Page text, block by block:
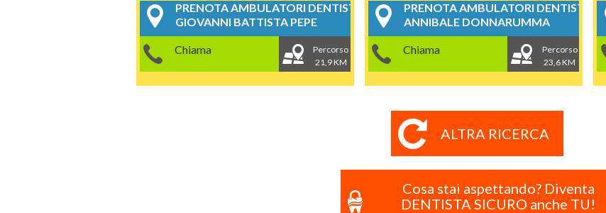
PRENOTA AMBULATORI DENTISTICI
GIOVANNI BATTISTA PEPE
Chiama
Percorso
21,9 KM
PRENOTA AMBULATORI DENTISTICI
ANNIBALE DONNARUMMA
Chiama
Percorso
23,6 KM
ALTRA RICERCA
Cosa stai aspettando? Diventa
DENTISTA SICURO anche TU!